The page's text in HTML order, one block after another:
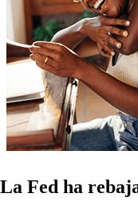
La Fed ha